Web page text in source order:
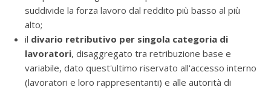
suddivide la forza lavoro dal reddito più basso al più
alto;
il divario retributivo per singola categoria di
lavoratori, disaggregato tra retribuzione base e
variabile, dato quest'ultimo riservato all'accesso interno
(lavoratori e loro rappresentanti) e alle autorità di